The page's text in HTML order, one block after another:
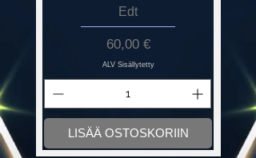
Edt
Hinta
60,00 €
ALV Sisällytetty
LISÄÄ OSTOSKORIIN